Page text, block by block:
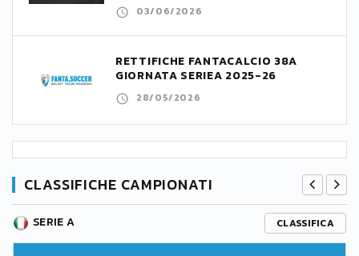
03/06/2026
RETTIFICHE FANTACALCIO 38A
GIORNATA SERIEA 2025-26
28/05/2026
CLASSIFICHE CAMPIONATI
SERIE A CLASSIFICA